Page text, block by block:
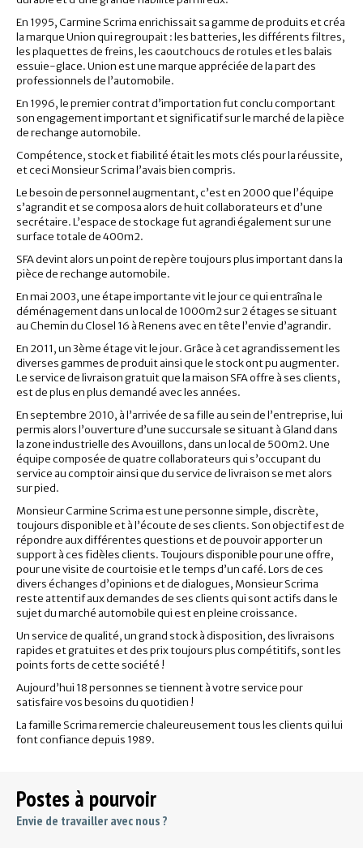
En 1995, Carmine Scrima enrichissait sa gamme de produits et créa
la marque Union qui regroupait : les batteries, les différents filtres,
les plaquettes de freins, les caoutchoucs de rotules et les balais
essuie-glace. Union est une marque appréciée de la part des
professionnels de l’automobile.
En 1996, le premier contrat d’importation fut conclu comportant
son engagement important et significatif sur le marché de la pièce
de rechange automobile.
Compétence, stock et fiabilité était les mots clés pour la réussite,
et ceci Monsieur Scrima l’avais bien compris.
Le besoin de personnel augmentant, c’est en 2000 que l’équipe
s’agrandit et se composa alors de huit collaborateurs et d’une
secrétaire. L’espace de stockage fut agrandi également sur une
surface totale de 400m2.
SFA devint alors un point de repère toujours plus important dans la
pièce de rechange automobile.
En mai 2003, une étape importante vit le jour ce qui entraîna le
déménagement dans un local de 1000m2 sur 2 étages se situant
au Chemin du Closel 16 à Renens avec en tête l’envie d’agrandir.
En 2011, un 3ème étage vit le jour. Grâce à cet agrandissement les
diverses gammes de produit ainsi que le stock ont pu augmenter.
Le service de livraison gratuit que la maison SFA offre à ses clients,
est de plus en plus demandé avec les années.
En septembre 2010, à l’arrivée de sa fille au sein de l’entreprise, lui
permis alors l’ouverture d’une succursale se situant à Gland dans
la zone industrielle des Avouillons, dans un local de 500m2. Une
équipe composée de quatre collaborateurs qui s’occupant du
service au comptoir ainsi que du service de livraison se met alors
sur pied.
Monsieur Carmine Scrima est une personne simple, discrète,
toujours disponible et à l’écoute de ses clients. Son objectif est de
répondre aux différentes questions et de pouvoir apporter un
support à ces fidèles clients. Toujours disponible pour une offre,
pour une visite de courtoisie et le temps d’un café. Lors de ces
divers échanges d’opinions et de dialogues, Monsieur Scrima
reste attentif aux demandes de ses clients qui sont actifs dans le
sujet du marché automobile qui est en pleine croissance.
Un service de qualité, un grand stock à disposition, des livraisons
rapides et gratuites et des prix toujours plus compétitifs, sont les
points forts de cette société !
Aujourd’hui 18 personnes se tiennent à votre service pour
satisfaire vos besoins du quotidien !
La famille Scrima remercie chaleureusement tous les clients qui lui
font confiance depuis 1989.
Postes à pourvoir
Envie de travailler avec nous ?